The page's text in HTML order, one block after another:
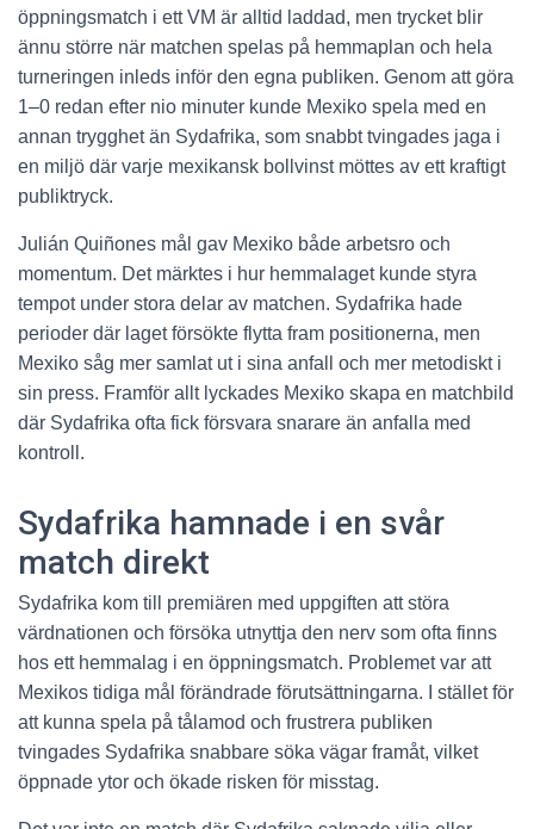
öppningsmatch i ett VM är alltid laddad, men trycket blir
ännu större när matchen spelas på hemmaplan och hela
turneringen inleds inför den egna publiken. Genom att göra
1–0 redan efter nio minuter kunde Mexiko spela med en
annan trygghet än Sydafrika, som snabbt tvingades jaga i
en miljö där varje mexikansk bollvinst möttes av ett kraftigt
publiktryck.
Julián Quiñones mål gav Mexiko både arbetsro och
momentum. Det märktes i hur hemmalaget kunde styra
tempot under stora delar av matchen. Sydafrika hade
perioder där laget försökte flytta fram positionerna, men
Mexiko såg mer samlat ut i sina anfall och mer metodiskt i
sin press. Framför allt lyckades Mexiko skapa en matchbild
där Sydafrika ofta fick försvara snarare än anfalla med
kontroll.
Sydafrika hamnade i en svår
match direkt
Sydafrika kom till premiären med uppgiften att störa
värdnationen och försöka utnyttja den nerv som ofta finns
hos ett hemmalag i en öppningsmatch. Problemet var att
Mexikos tidiga mål förändrade förutsättningarna. I stället för
att kunna spela på tålamod och frustrera publiken
tvingades Sydafrika snabbare söka vägar framåt, vilket
öppnade ytor och ökade risken för misstag.